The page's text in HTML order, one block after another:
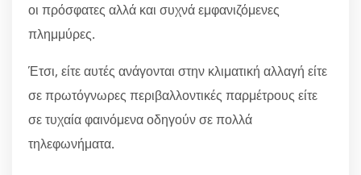
οι πρόσφατες αλλά και συχνά εμφανιζόμενες
πλημμύρες.
Έτσι, είτε αυτές ανάγονται στην κλιματική αλλαγή είτε
σε πρωτόγνωρες περιβαλλοντικές παρμέτρους είτε
σε τυχαία φαινόμενα οδηγούν σε πολλά
τηλεφωνήματα.